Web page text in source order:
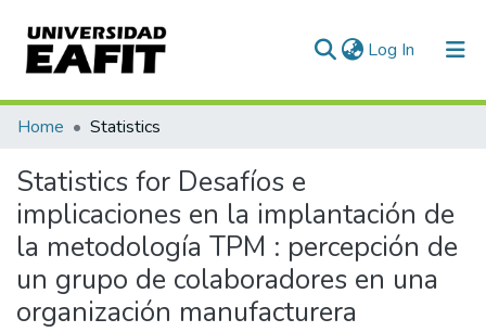
Log In (current)
Communities & Collections
All of DSpace
Home Statistics
Statistics for Desafíos e
implicaciones en la implantación de
la metodología TPM : percepción de
un grupo de colaboradores en una
organización manufacturera